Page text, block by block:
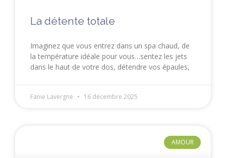
La détente totale
Imaginez que vous entrez dans un spa chaud, de
la température idéale pour vous…sentez les jets
dans le haut de votre dos, détendre vos épaules,
Fanie Lavergne 16 décembre 2025
AMOUR